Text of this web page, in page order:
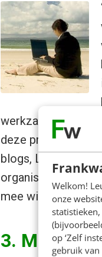
Welkom!
onze
op ‘Zelf
gebruik van
werkzaamheden.
deze projecten
blogs, LinkedIn,
organisaties, een
mee willen
3. Mobiele